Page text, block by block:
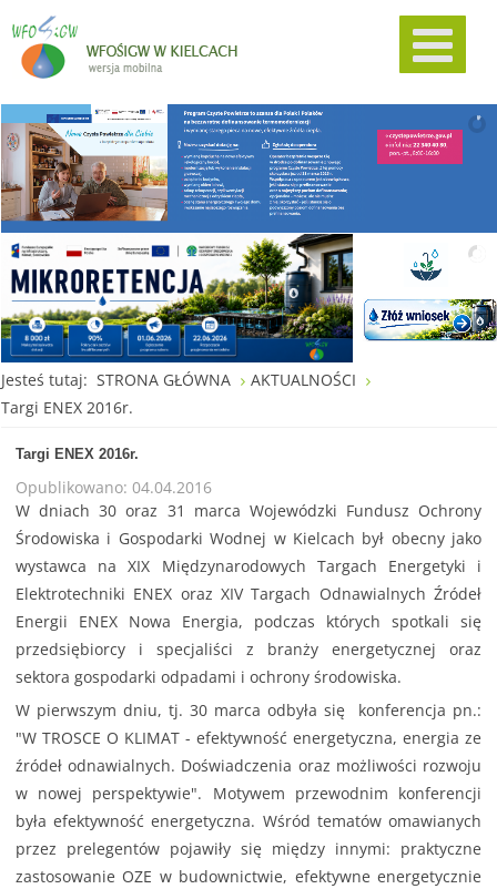
Jesteś tutaj: STRONA GŁÓWNA
AKTUALNOŚCI
Targi ENEX 2016r.
Targi ENEX 2016r.
Opublikowano: 04.04.2016
W dniach 30 oraz 31 marca Wojewódzki Fundusz Ochrony
Środowiska i Gospodarki Wodnej w Kielcach był obecny jako
wystawca na XIX Międzynarodowych Targach Energetyki i
Elektrotechniki ENEX oraz XIV Targach Odnawialnych Źródeł
Energii ENEX Nowa Energia, podczas których spotkali się
przedsiębiorcy i specjaliści z branży energetycznej oraz
sektora gospodarki odpadami i ochrony środowiska.
W pierwszym dniu, tj. 30 marca odbyła się konferencja pn.:
"W TROSCE O KLIMAT - efektywność energetyczna, energia ze
źródeł odnawialnych. Doświadczenia oraz możliwości rozwoju
w nowej perspektywie". Motywem przewodnim konferencji
była efektywność energetyczna. Wśród tematów omawianych
przez prelegentów pojawiły się między innymi: praktyczne
zastosowanie OZE w budownictwie, efektywne energetycznie